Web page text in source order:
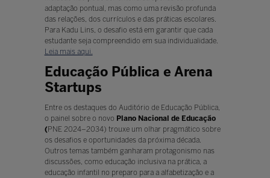
adaptação pontual, mas como uma revisão profunda
das relações, dos currículos e das práticas escolares.
Para Kadu Lins, o desafio está em garantir que cada
estudante seja compreendido em sua individualidade.
Leia mais aqui.
Educação Pública e Arena
Startups
Entre os destaques do Auditório de Educação Pública,
o painel sobre o novo Plano Nacional de Educação
(PNE 2024–2034) trouxe um olhar pragmático sobre
os desafios e oportunidades da próxima década.
Outros temas também ganharam protagonismo nas
discussões, como educação inclusiva na prática, a
educação infantil no preparo para a alfabetização e a